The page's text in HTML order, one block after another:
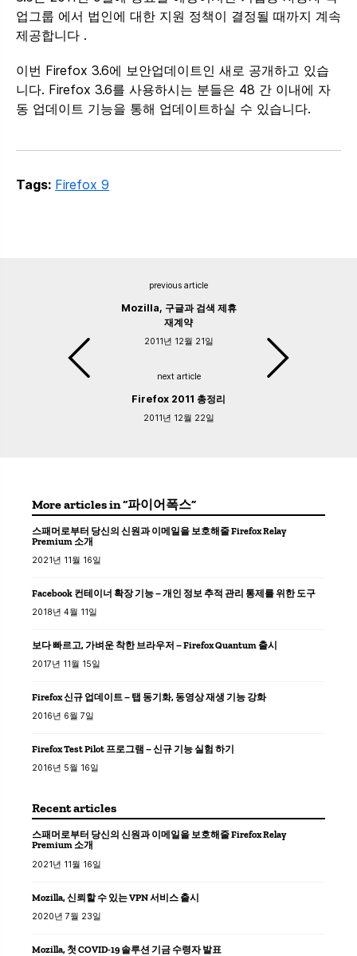
업그룹 에서 법인에 대한 지원 정책이 결정될 때까지 계속
제공합니다 .
이번 Firefox 3.6에 보안업데이트인 새로 공개하고 있습
니다. Firefox 3.6를 사용하시는 분들은 48 간 이내에 자
동 업데이트 기능을 통해 업데이트하실 수 있습니다.
Tags: Firefox 9
previous article
Mozilla, 구글과 검색 제휴
재계약
2011년 12월 21일
next article
Firefox 2011 총정리
2011년 12월 22일
More articles in “파이어폭스”
스패머로부터 당신의 신원과 이메일을 보호해줄 Firefox Relay
Premium 소개
2021년 11월 16일
Facebook 컨테이너 확장 기능 – 개인 정보 추적 관리 통제를 위한 도구
2018년 4월 11일
보다 빠르고, 가벼운 착한 브라우저 – Firefox Quantum 출시
2017년 11월 15일
Firefox 신규 업데이트 – 탭 동기화, 동영상 재생 기능 강화
2016년 6월 7일
Firefox Test Pilot 프로그램 – 신규 기능 실험 하기
2016년 5월 16일
Recent articles
스패머로부터 당신의 신원과 이메일을 보호해줄 Firefox Relay
Premium 소개
2021년 11월 16일
Mozilla, 신뢰할 수 있는 VPN 서비스 출시
2020년 7월 23일
Mozilla, 첫 COVID-19 솔루션 기금 수령자 발표